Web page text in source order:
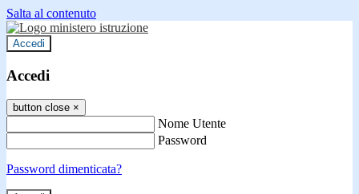
Salta al contenuto
Accedi
Accedi
button close ×
Nome Utente
Password
Password dimenticata?